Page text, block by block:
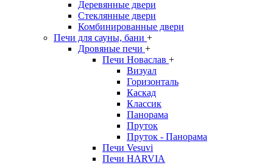
Деревянные двери
Стеклянные двери
Комбинированные двери
Печи для сауны, бани +
Дровяные печи +
Печи Новаслав +
Визуал
Горизонталь
Каскад
Классик
Панорама
Пруток
Пруток - Панорама
Печи Vesuvi
Печи HARVIA